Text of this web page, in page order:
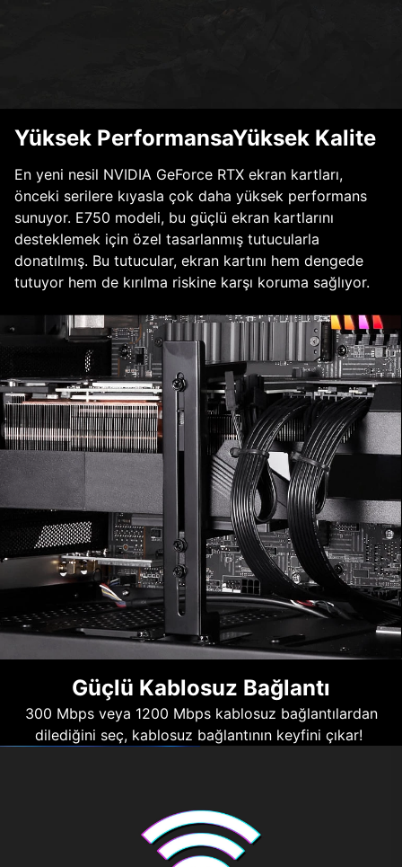
Yüksek PerformansaYüksek Kalite
En yeni nesil NVIDIA GeForce RTX ekran kartları,
önceki serilere kıyasla çok daha yüksek performans
sunuyor. E750 modeli, bu güçlü ekran kartlarını
desteklemek için özel tasarlanmış tutucularla
donatılmış. Bu tutucular, ekran kartını hem dengede
tutuyor hem de kırılma riskine karşı koruma sağlıyor.
Güçlü Kablosuz Bağlantı
300 Mbps veya 1200 Mbps kablosuz bağlantılardan
dilediğini seç, kablosuz bağlantının keyfini çıkar!